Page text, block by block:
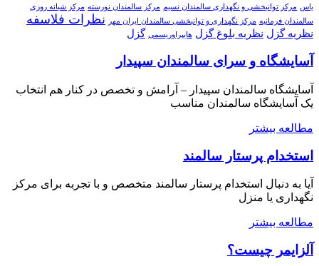
ياس مرکز توانبخشی و نگهداری سالمندان نسیم مرکز سالمندان نورسته مرکز شبانه روزی
سالمندان فرمانیه مرکز نگهداری و توانبخشی سالمندان ایران مهر نظرات فلاسفه
نظريه گزل نظریه بلوغ گزل هایپراوریسمی گزل
آسایشگاه و سرای سالمندان سپیدار
آسایشگاه سالمندان سپیدار – آرامش و تخصص در کنار هم انتخاب
یک آسایشگاه سالمندان مناسب
مطالعه بيشتر
استخدام پرستار سالمند
آیا به دنبال استخدام پرستار سالمند متخصص و با تجربه برای مرکز
نگهداری یا منزل
مطالعه بيشتر
آلزایمر چیست؟